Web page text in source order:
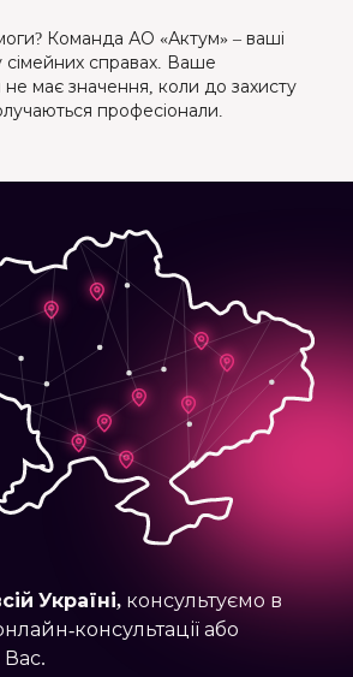
Команда АО «Актум» – ваші
сімейних справах. Ваше
має значення, коли до захисту
професіонали.
Україні, консультуємо в
консультації або